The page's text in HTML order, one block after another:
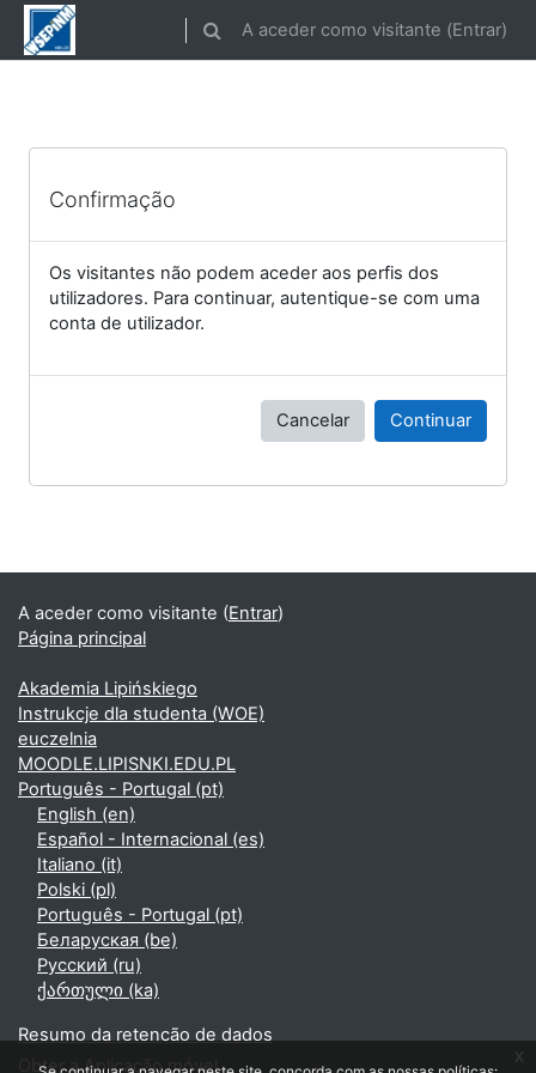
Ir para o conteúdo principal
Alternar a entrada da pesquisa
A aceder como visitante (Entrar)
Confirmação
Os visitantes não podem aceder aos perfis dos
utilizadores. Para continuar, autentique-se com uma
conta de utilizador.
Cancelar Continuar
A aceder como visitante (Entrar)
Página principal
Akademia Lipińskiego
Instrukcje dla studenta (WOE)
euczelnia
MOODLE.LIPISNKI.EDU.PL
Português - Portugal ‎(pt)‎
English ‎(en)‎
Español - Internacional ‎(es)‎
Italiano ‎(it)‎
Polski ‎(pl)‎
Português - Portugal ‎(pt)‎
Беларуская ‎(be)‎
Русский ‎(ru)‎
ქართული ‎(ka)‎
Resumo da retenção de dados
Obter a Aplicação móvel
x